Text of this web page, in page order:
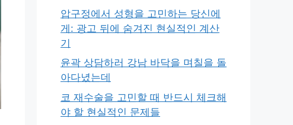
압구정에서 성형을 고민하는 당신에
게: 광고 뒤에 숨겨진 현실적인 계산
기
윤곽 상담하러 강남 바닥을 며칠을 돌
아다녔는데
코 재수술을 고민할 때 반드시 체크해
야 할 현실적인 문제들